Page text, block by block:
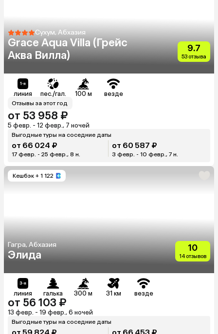
Сухум, Абхазия
Grace Aqua Villa (Грейс
Аква Вилла)
9.7
53 отзыва
линия пес./гал. 100 м везде
Отзывы за этот год
от 53 958 ₽
5 февр. - 12 февр., 7 ночей
Выгодные туры на соседние даты
от 66 024 ₽
17 февр. - 25 февр., 8 н.
от 60 587 ₽
3 февр. - 10 февр., 7 н.
Кешбэк + 1 122
Гагра, Абхазия
Элида
10
14 отзывов
линия галька 300 м 31 км везде
от 56 103 ₽
13 февр. - 19 февр., 6 ночей
Выгодные туры на соседние даты